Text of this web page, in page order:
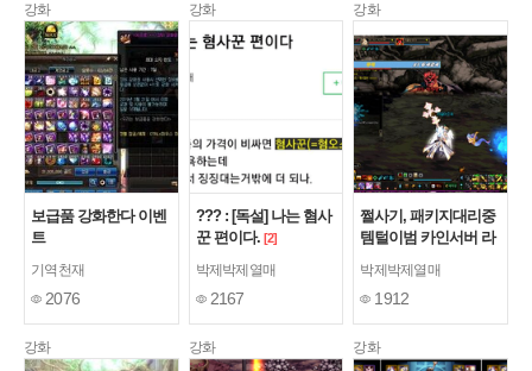
강화
보급품 강화한다 이벤
트
기역천재
2076
강화
??? : [독설] 나는 혐사
꾼 편이다. [2]
박제박제열매
2167
강화
쩔사기, 패키지대리중
템털이범 카인서버 라
박제박제열매
1912
강화 강화 강화